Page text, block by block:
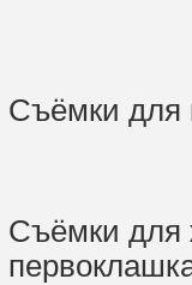
Съёмки для
Съёмки для